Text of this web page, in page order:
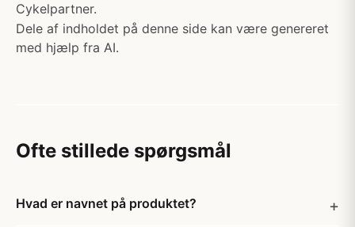
Cykelpartner.
Dele af indholdet på denne side kan være genereret
med hjælp fra AI.
Ofte stillede spørgsmål
Hvad er navnet på produktet?